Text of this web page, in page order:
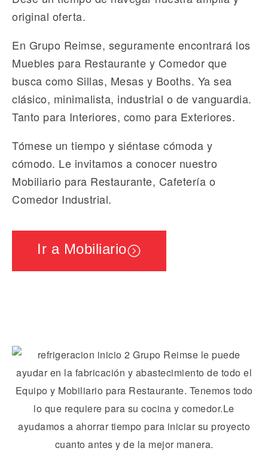
original oferta.
En Grupo Reimse, seguramente encontrará los
Muebles para Restaurante y Comedor que
busca como Sillas, Mesas y Booths. Ya sea
clásico, minimalista, industrial o de vanguardia.
Tanto para Interiores, como para Exteriores.
Tómese un tiempo y siéntase cómoda y
cómodo. Le invitamos a conocer nuestro
Mobiliario para Restaurante, Cafetería o
Comedor Industrial.
Ir a Mobiliario